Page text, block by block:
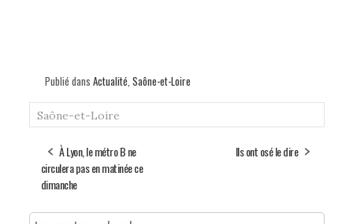
Publié dans Actualité, Saône-et-Loire
Saône-et-Loire
À Lyon, le métro B ne
circulera pas en matinée ce
dimanche
Ils ont osé le dire